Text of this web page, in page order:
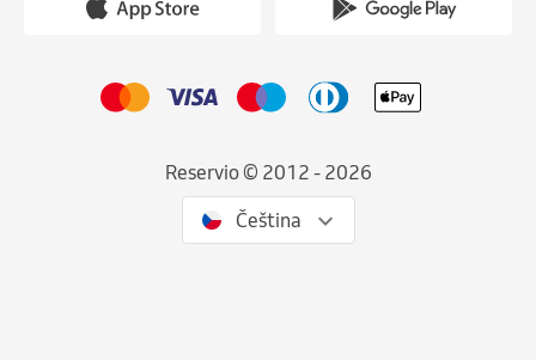
Reservio © 2012 - 2026
Čeština